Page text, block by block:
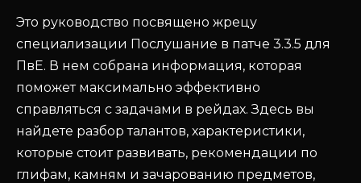
Это руководство посвящено жрецу
специализации Послушание в патче 3.3.5 для
ПвЕ. В нем собрана информация, которая
поможет максимально эффективно
справляться с задачами в рейдах. Здесь вы
найдете разбор талантов, характеристики,
которые стоит развивать, рекомендации по
глифам, камням и зачарованию предметов,